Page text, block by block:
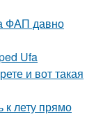
ФАП давно
Ufa
и вот такая
к лету прямо